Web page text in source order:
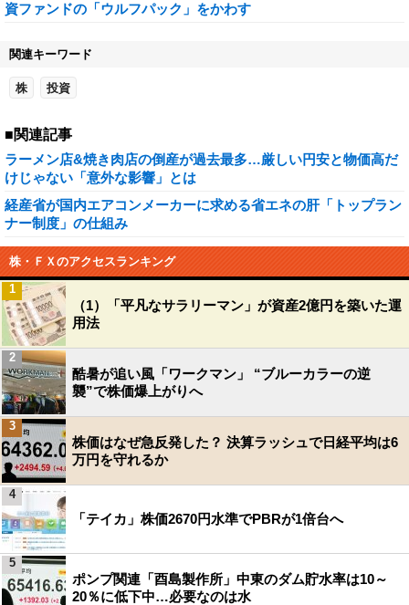
資ファンドの「ウルフパック」をかわす
関連キーワード
株 投資
■関連記事
ラーメン店&焼き肉店の倒産が過去最多…厳しい円安と物価高だ
けじゃない「意外な影響」とは
経産省が国内エアコンメーカーに求める省エネの肝「トップラン
ナー制度」の仕組み
株・ＦＸのアクセスランキング
（1）「平凡なサラリーマン」が資産2億円を築いた運
用法
1
酷暑が追い風「ワークマン」 “ブルーカラーの逆
襲”で株価爆上がりへ
2
株価はなぜ急反発した？ 決算ラッシュで日経平均は6
万円を守れるか
3
「テイカ」株価2670円水準でPBRが1倍台へ
4
ポンプ関連「酉島製作所」中東のダム貯水率は10～
20％に低下中…必要なのは水
5